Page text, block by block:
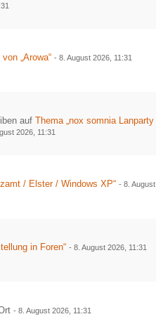
„Arowa“ -8. August 2026, 11:31
aufThema „nox somnia Lanparty
2026, 11:31
/ Elster / Windows XP“ -8. August
in Foren“ -8. August 2026, 11:31
-8. August 2026, 11:31